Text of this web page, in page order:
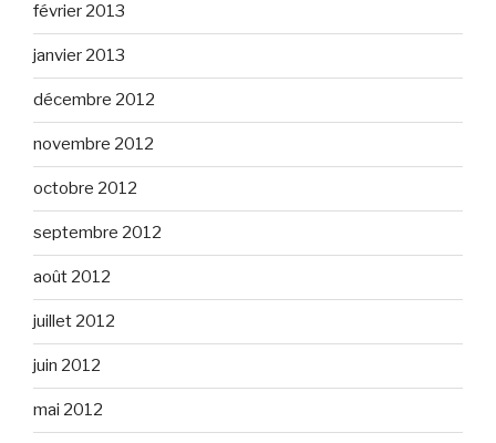
février 2013
janvier 2013
décembre 2012
novembre 2012
octobre 2012
septembre 2012
août 2012
juillet 2012
juin 2012
mai 2012